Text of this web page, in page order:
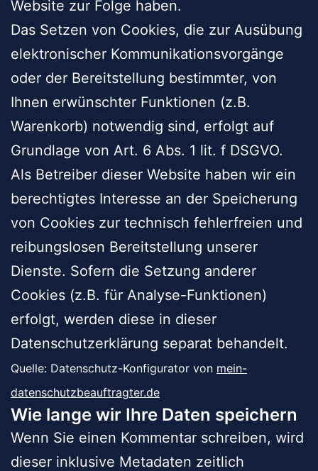
Website zur Folge haben.
Das Setzen von Cookies, die zur Ausübung
elektronischer Kommunikationsvorgänge
oder der Bereitstellung bestimmter, von
Ihnen erwünschter Funktionen (z.B.
Warenkorb) notwendig sind, erfolgt auf
Grundlage von Art. 6 Abs. 1 lit. f DSGVO.
Als Betreiber dieser Website haben wir ein
berechtigtes Interesse an der Speicherung
von Cookies zur technisch fehlerfreien und
reibungslosen Bereitstellung unserer
Dienste. Sofern die Setzung anderer
Cookies (z.B. für Analyse-Funktionen)
erfolgt, werden diese in dieser
Datenschutzerklärung separat behandelt.
Quelle: Datenschutz-Konfigurator von mein-
datenschutzbeauftragter.de
Wie lange wir Ihre Daten speichern
Wenn Sie einen Kommentar schreiben, wird
dieser inklusive Metadaten zeitlich